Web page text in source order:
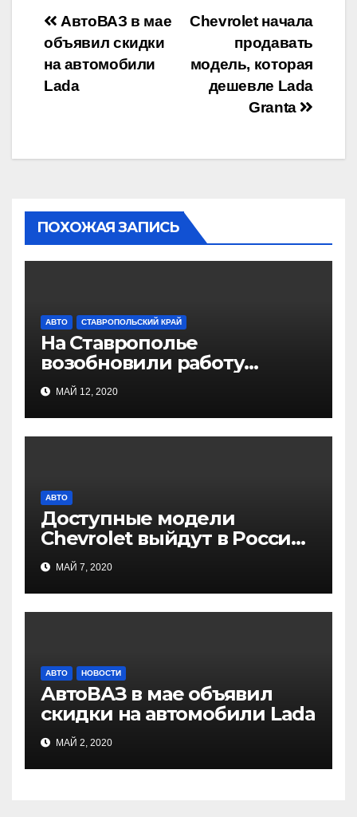
Навигация
по
записям
Chevrolet начала
продавать
модель, которая
дешевле Lada
Granta
АвтоВАЗ в мае
объявил скидки
на автомобили
Lada
ПОХОЖАЯ ЗАПИСЬ
АВТО СТАВРОПОЛЬСКИЙ КРАЙ
На Ставрополье
возобновили работу
межмуниципального
транспорта
МАЙ 12, 2020
АВТО
Доступные модели
Chevrolet выйдут в России
летом
МАЙ 7, 2020
АВТО НОВОСТИ
АвтоВАЗ в мае объявил
скидки на автомобили Lada
МАЙ 2, 2020